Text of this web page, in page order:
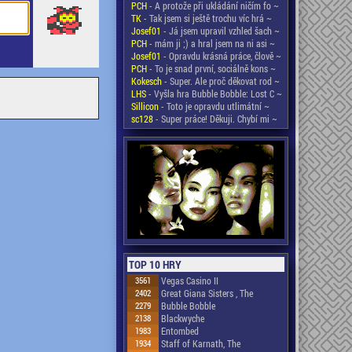
PCH- A protože při ukládání ničím fo ~
TK- Tak jsem si ještě trochu víc hrá ~
Josef01 - Já jsem upravil vzhled šach ~
PCH- mám ji ;) a hral jsem na ni asi ~
Josef01 - Opravdu krásná práce, člově ~
PCH- To je snad první, sociálně kons ~
Kokesch- Super. Ale proč děkovat rod ~
LHS- Vyšla hra Bubble Bobble: Lost C ~
Sillicon- Toto je opravdu utlimátní ~
sc128- Super práce! Děkuji. Chybí mi ~
TOP 10 HRY
3561 Vegas Casino II
2402 Great Giana Sisters , The
2279 Bubble Bobble
2138 Blackwyche
1983 Entombed
1934 Staff of Karnath, The